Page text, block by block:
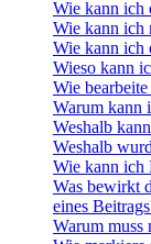
Wie kann ich
Wie kann ich
Wie kann ich
Wieso kann
Wie
Warum kann
Weshalb
Weshalb
Wie kann ich
Was bewirkt
eines
Warum muss